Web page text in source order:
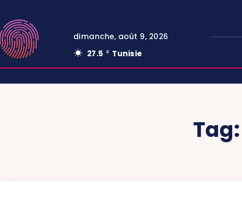
dimanche, août 9, 2026
27.5
C Tunisie
Tag: